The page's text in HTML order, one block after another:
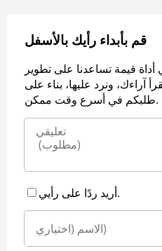
قم بأبداء رأيك بالأسفل
أداة قيمة تساعدنا على تطوير
ونرد عليها، بناء على
طلبكم في أسرع وقت ممكن.
أريد ردًا على رأيي.